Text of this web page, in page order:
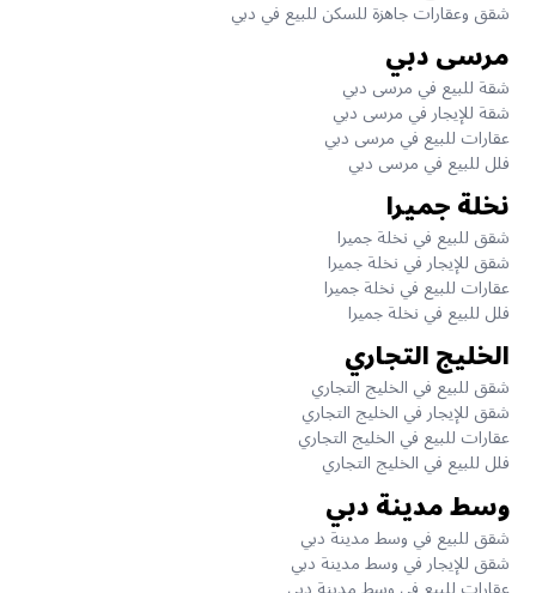
شقق وعقارات جاهزة للسكن للبيع في دبي
مرسى دبي
شقة للبيع في مرسى دبي
شقة للإيجار في مرسى دبي
عقارات للبيع في مرسى دبي
فلل للبيع في مرسى دبي
نخلة جميرا
شقق للبيع في نخلة جميرا
شقق للإيجار في نخلة جميرا
عقارات للبيع في نخلة جميرا
فلل للبيع في نخلة جميرا
الخليج التجاري
شقق للبيع في الخليج التجاري
شقق للإيجار في الخليج التجاري
عقارات للبيع في الخليج التجاري
فلل للبيع في الخليج التجاري
وسط مدينة دبي
شقق للبيع في وسط مدينة دبي
شقق للإيجار في وسط مدينة دبي